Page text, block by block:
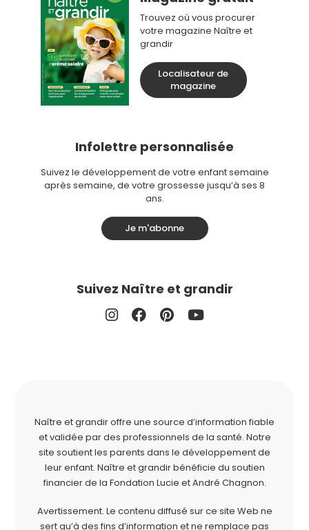
Trouvez où vous procurer
votre magazine Naître et
grandir
Localisateur de
magazine
Infolettre personnalisée
Suivez le développement de votre enfant semaine
après semaine, de votre grossesse jusqu’à ses 8
ans.
Je m'abonne
Suivez Naître et grandir
Naître et grandir offre une source d’information fiable
et validée par des professionnels de la santé. Notre
site soutient les parents dans le développement de
leur enfant. Naître et grandir bénéficie du soutien
financier de la Fondation Lucie et André Chagnon.
Avertissement. Le contenu diffusé sur ce site Web ne
sert qu’à des fins d’information et ne remplace pas